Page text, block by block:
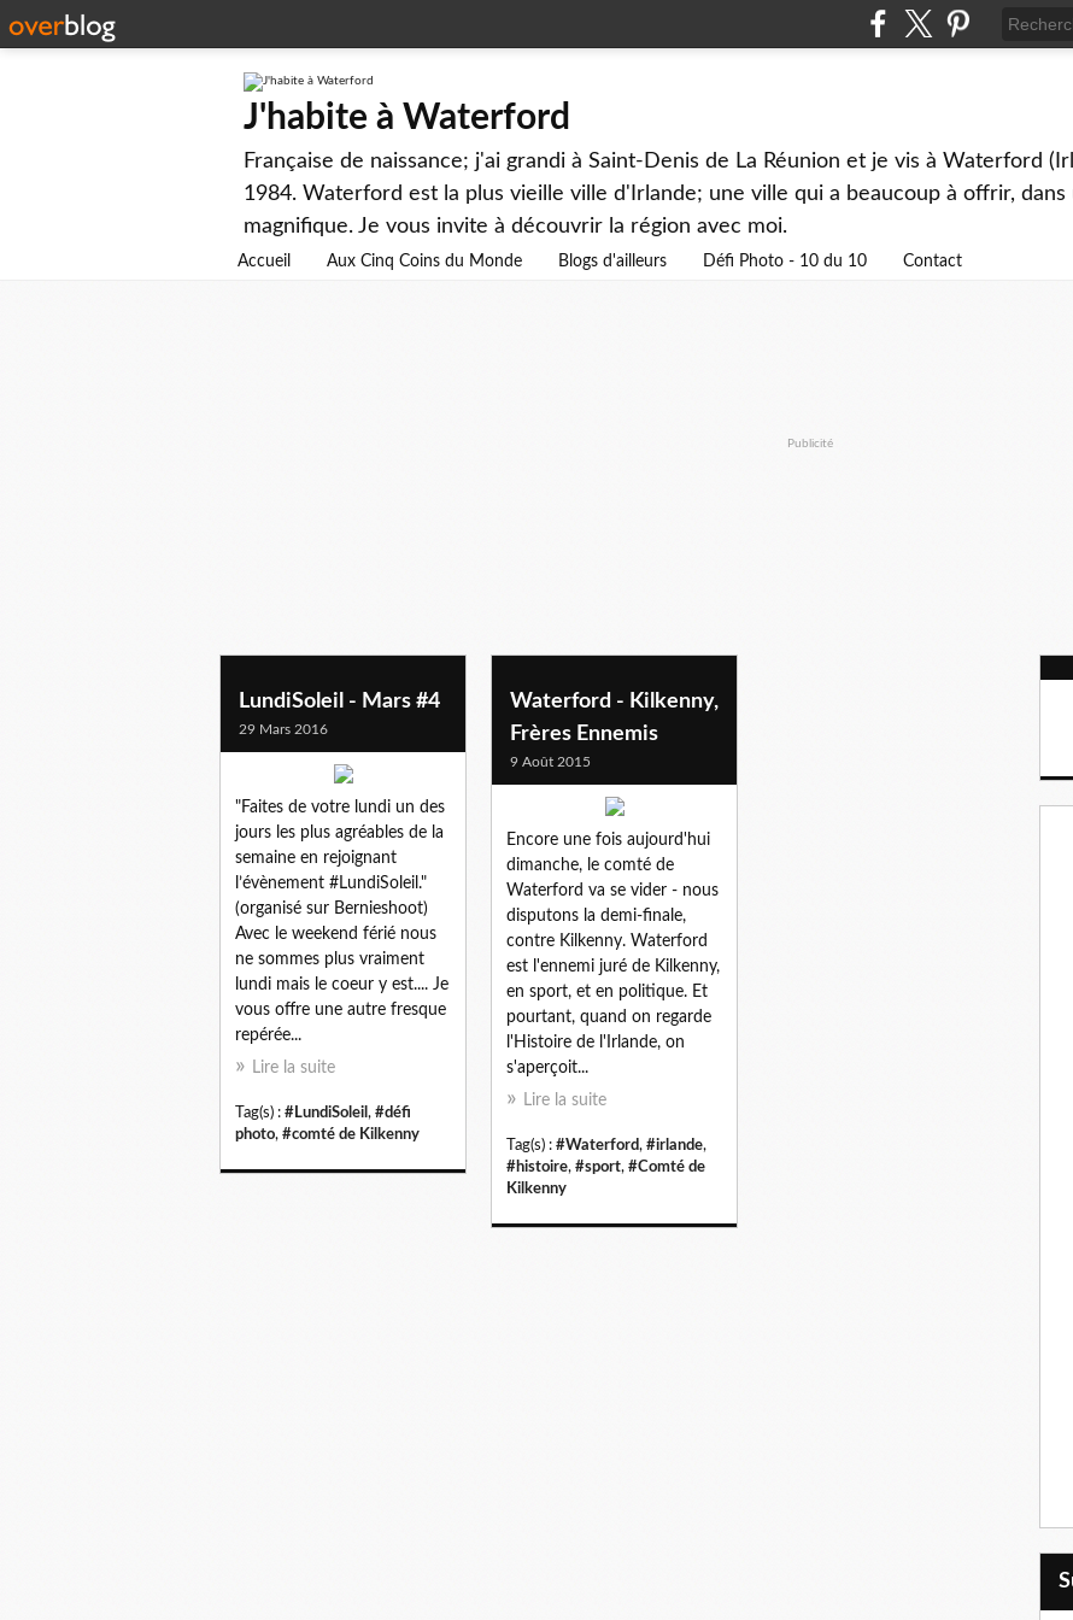
J'habite à Waterford
Française de naissance; j'ai grandi à Saint-Denis de La Réunion et je vis à Waterford
1984. Waterford est la plus vieille ville d'Irlande; une ville qui a beaucoup à offrir, dans
magnifique. Je vous invite à découvrir la région avec moi.
Accueil Aux Cinq Coins du Monde Blogs d'ailleurs Défi Photo - 10 du 10 Contact
Publicité
comte de kilkenny
LundiSoleil - Mars #4
29 Mars 2016
"Faites de votre lundi un des
jours les plus agréables de la
semaine en rejoignant
l’évènement #LundiSoleil."
(organisé sur Bernieshoot)
Avec le weekend férié nous
ne sommes plus vraiment
lundi mais le coeur y est.... Je
vous offre une autre fresque
repérée...
Lire la suite
Tag(s) : #LundiSoleil , #défi
photo, #comté de Kilkenny
Waterford - Kilkenny,
Frères Ennemis
9 Août 2015
Encore une fois aujourd'hui
dimanche, le comté de
Waterford va se vider - nous
disputons la demi-finale,
contre Kilkenny. Waterford
est l'ennemi juré de Kilkenny,
en sport, et en politique. Et
pourtant, quand on regarde
l'Histoire de l'Irlande, on
s'aperçoit...
Lire la suite
Tag(s) : #Waterford, #irlande,
#histoire, #sport, #Comté de
Kilkenny